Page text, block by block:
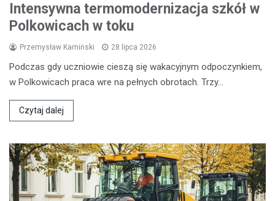
Intensywna termomodernizacja szkół w
Polkowicach w toku
Przemysław Kamiński 28 lipca 2026
Podczas gdy uczniowie cieszą się wakacyjnym odpoczynkiem,
w Polkowicach praca wre na pełnych obrotach. Trzy…
Czytaj dalej